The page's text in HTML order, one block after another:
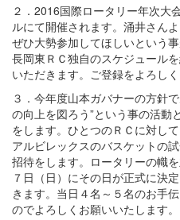
２．2016国際ロータリー年次大
ルにて開催されます。涌井さん
ぜひ大勢参加してほしいという
長岡東ＲＣ独自のスケジュール
いただきます。ご登録をよろしく
３．今年度山本ガバナーの方針
の向上を図ろう”という事の活動
をします。ひとつのＲＣに対し
アルビレックスのバスケットの
招待をします。ロータリーの幟
７日（日）にその日が正式に決
きます。当日４名～５名のお手
のでよろしくお願いいたします。